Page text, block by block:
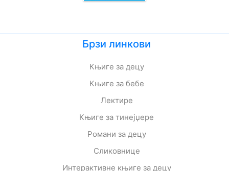
Брзи линкови
Књиге за децу
Књиге за бебе
Лектире
Књиге за тинејџере
Романи за децу
Сликовнице
Интерактивне књиге за децу